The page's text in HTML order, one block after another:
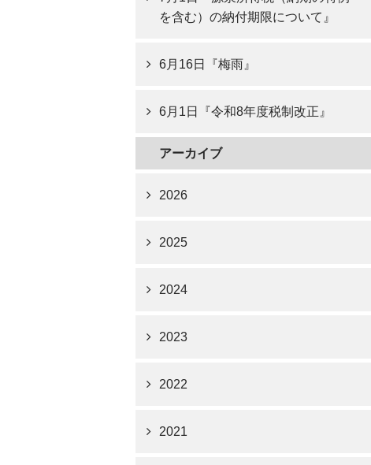
を含む）の納付期限について』
6月16日『梅雨』
6月1日『令和8年度税制改正』
アーカイブ
2026
2025
2024
2023
2022
2021